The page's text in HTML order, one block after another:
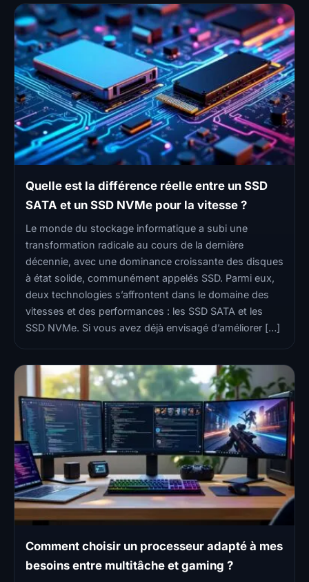
Quelle est la différence réelle entre un SSD
SATA et un SSD NVMe pour la vitesse ?
Le monde du stockage informatique a subi une
transformation radicale au cours de la dernière
décennie, avec une dominance croissante des disques
à état solide, communément appelés SSD. Parmi eux,
deux technologies s’affrontent dans le domaine des
vitesses et des performances : les SSD SATA et les
SSD NVMe. Si vous avez déjà envisagé d’améliorer […]
Comment choisir un processeur adapté à mes
besoins entre multitâche et gaming ?